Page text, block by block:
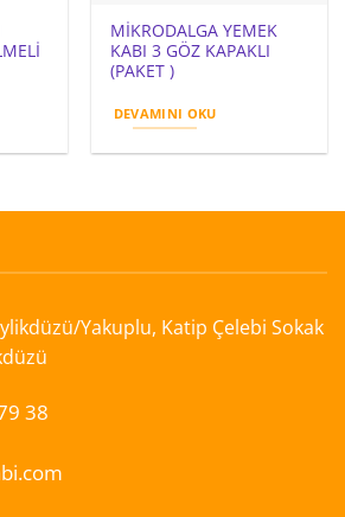
MİKRODALGA YEMEK
KABI 3 GÖZ KAPAKLI
(PAKET )
DEVAMINI OKU
Yakuplu, Katip Çelebi Sokak
38